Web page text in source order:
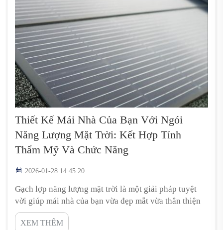
Thiết Kế Mái Nhà Của Bạn Với Ngói
Năng Lượng Mặt Trời: Kết Hợp Tính
Thẩm Mỹ Và Chức Năng
2026-01-28 14:45:20
Gạch lợp năng lượng mặt trời là một giải pháp tuyệt
vời giúp mái nhà của bạn vừa đẹp mắt vừa thân thiện
với môi trường. Năng lượng mặt trời là lĩnh vực ngày
càng được nhiều người quan tâm. Đây là một điều tích
XEM THÊM